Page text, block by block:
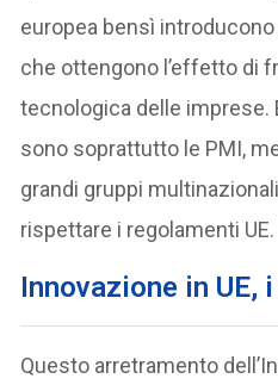
europea bensì
che ottengono l’effetto di
tecnologica delle imprese.
sono soprattutto le PMI,
grandi gruppi
rispettare i regolamenti UE.
Innovazione in UE,
Questo arretramento